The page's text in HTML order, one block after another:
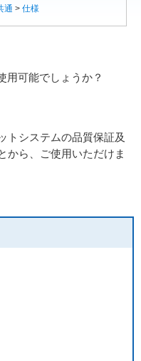
通 > 仕様
用可能でしょうか？
トシステムの品質保証及
から、ご使用いただけま